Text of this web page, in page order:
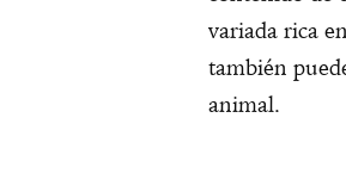
variada rica
también
animal.